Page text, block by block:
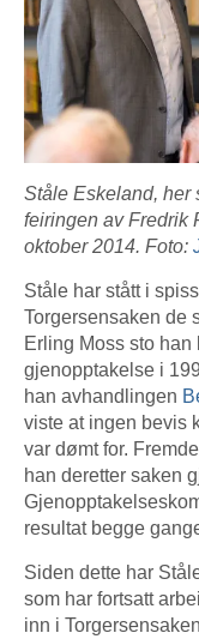
Ståle Eskeland, her
feiringen av Fredrik
oktober 2014. Foto:
Ståle har stått i
Torgersensaken de
Erling Moss sto
gjenopptakelse i
han avhandlingen
viste at ingen bevis
var dømt for.
han deretter saken
resultat begge
Siden dette har
som har fortsatt
inn i